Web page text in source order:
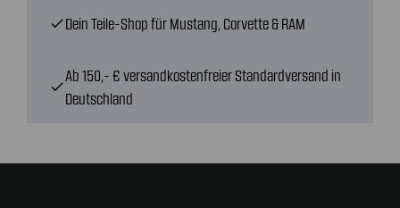
checkDein Teile-Shop für Mustang, Corvette & RAM
check
Ab 150,- € versandkostenfreier Standardversand in
Deutschland